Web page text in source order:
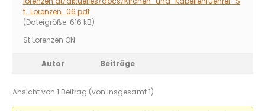
t_Lorenzen_06.pdf
(Dateigröße: 616 kB)
St.Lorenzen ON
Autor Beiträge
Ansicht von 1 Beitrag (von insgesamt 1)